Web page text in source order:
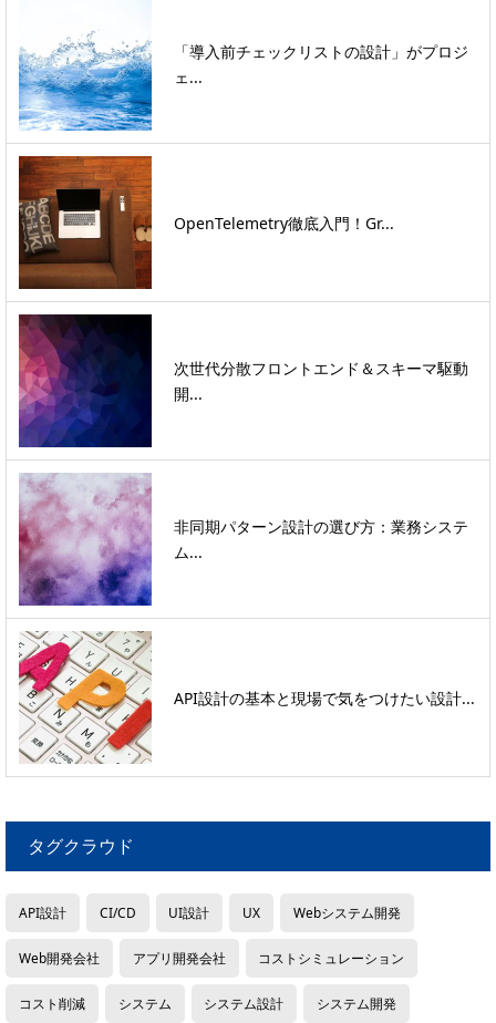
「導入前チェックリストの設計」がプロジ
ェ...
OpenTelemetry徹底入門！Gr...
次世代分散フロントエンド＆スキーマ駆動
開...
非同期パターン設計の選び方：業務システ
ム...
API設計の基本と現場で気をつけたい設計...
タグクラウド
API設計 CI/CD UI設計 UX Webシステム開発
Web開発会社 アプリ開発会社 コストシミュレーション
コスト削減 システム システム設計 システム開発